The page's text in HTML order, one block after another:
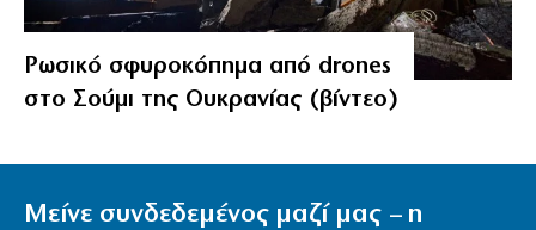
Ρωσικό σφυροκόπημα από drones
στο Σούμι της Ουκρανίας (βίντεο)
Μείνε συνδεδεμένος μαζί μας – η